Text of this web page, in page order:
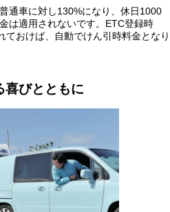
通車に対し130%になり、休日1000
は適用されないです。ETC登録時
ておけば、自動でけん引時料金となり
喜びとともに